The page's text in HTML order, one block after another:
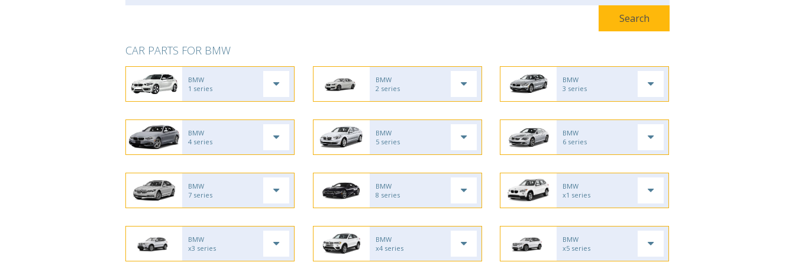
CAR PARTS FOR BMW
BMW
1 series
BMW
2 series
BMW
3 series
BMW
4 series
BMW
5 series
BMW
6 series
BMW
7 series
BMW
8 series
BMW
x1 series
BMW
x3 series
BMW
x4 series
BMW
x5 series